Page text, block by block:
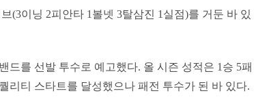
(3이닝 2피안타 1볼넷 3탈삼진 1실점)를 거둔 바 있
드를 선발 투수로 예고했다. 올 시즌 성적은 1승 5패
리티 스타트를 달성했으나 패전 투수가 된 바 있다.